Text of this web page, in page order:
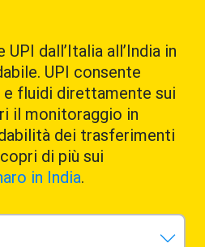
dall’Italia all’India in
UPI consente
fluidi direttamente sui
il monitoraggio in
dei trasferimenti
di più sui
in India.